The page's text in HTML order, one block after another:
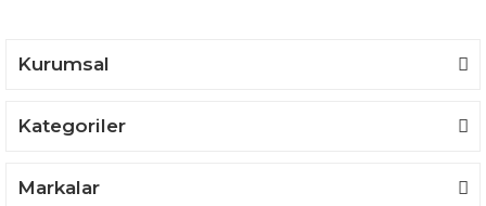
Kurumsal
Kategoriler
Markalar